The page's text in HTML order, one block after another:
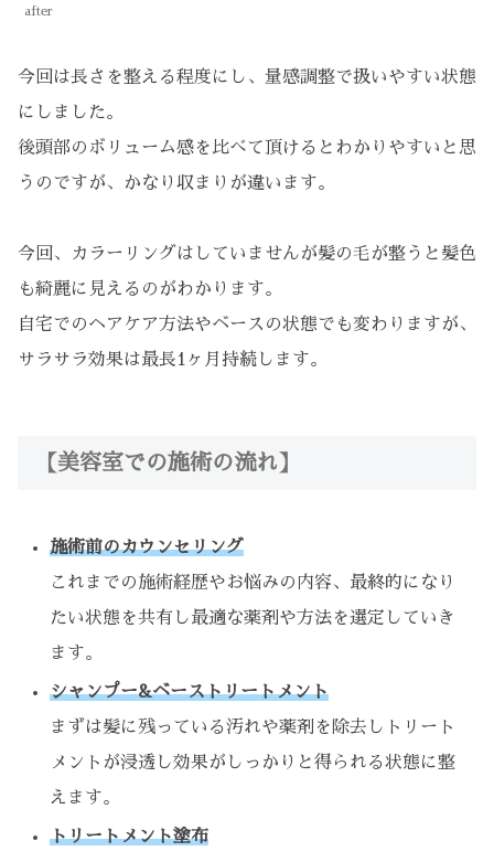
after
今回は長さを整える程度にし、量感調整で扱いやすい状態
にしました。
後頭部のボリューム感を比べて頂けるとわかりやすいと思
うのですが、かなり収まりが違います。
今回、カラーリングはしていませんが髪の毛が整うと髪色
も綺麗に見えるのがわかります。
自宅でのヘアケア方法やベースの状態でも変わりますが、
サラサラ効果は最長1ヶ月持続します。
【美容室での施術の流れ】
施術前のカウンセリング
これまでの施術経歴やお悩みの内容、最終的になり
たい状態を共有し最適な薬剤や方法を選定していき
ます。
シャンプー&ベーストリートメント
まずは髪に残っている汚れや薬剤を除去しトリート
メントが浸透し効果がしっかりと得られる状態に整
えます。
トリートメント塗布